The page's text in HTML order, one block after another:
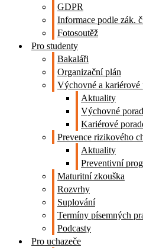
GDPR
Informace podle zák.
Fotosoutěž
Pro studenty
Bakaláři
Organizační plán
Výchovné a kariérové
Aktuality
Výchovné
Kariérové
Prevence rizikového
Aktuality
Preventivní
Maturitní zkouška
Rozvrhy
Suplování
Termíny písemných
Podcasty
Pro uchazeče